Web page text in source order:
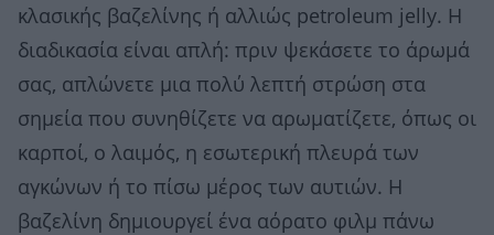
κλασικής βαζελίνης ή αλλιώς petroleum jelly. Η
διαδικασία είναι απλή: πριν ψεκάσετε το άρωμά
σας, απλώνετε μια πολύ λεπτή στρώση στα
σημεία που συνηθίζετε να αρωματίζετε, όπως οι
καρποί, ο λαιμός, η εσωτερική πλευρά των
αγκώνων ή το πίσω μέρος των αυτιών. Η
βαζελίνη δημιουργεί ένα αόρατο φιλμ πάνω